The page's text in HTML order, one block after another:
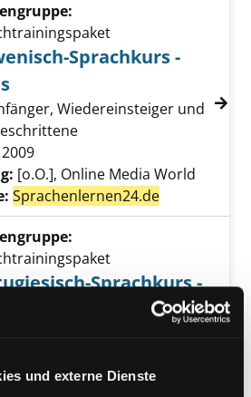
und externe Dienste
Details von Slowenisch-
Sprachkurs -
Wiedereinsteiger und
nach diesem Verfasser
2009
[o.O.], Online Media World
Sprachenlernen24.de
Details von Portugiesisch-
Sprachkurs -
nach diesem Verfasser
2009